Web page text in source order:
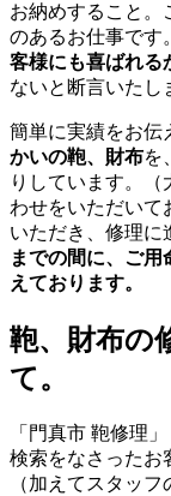
お納めすること。
のあるお仕事です
客様にも喜ばれる
ないと断言いたし
簡単に実績をお伝
かいの鞄、財布を
りしています。
わせをいただいて
いただき、修理に
までの間に、ご用
えております。
鞄、財布の
て。
「門真市 鞄修理
検索をなさったお
（加えてスタッ